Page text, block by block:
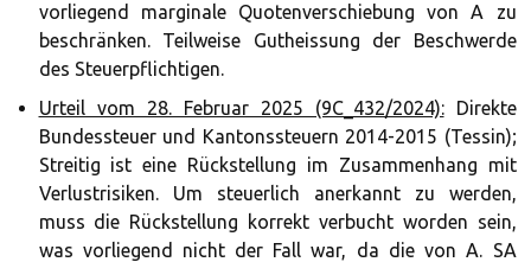
vorliegend marginale Quotenverschiebung von A zu
beschränken. Teilweise Gutheissung der Beschwerde
des Steuerpflichtigen.
Urteil vom 28. Februar 2025 (9C_432/2024):Direkte
Bundessteuer und Kantonssteuern 2014-2015 (Tessin);
Streitig ist eine Rückstellung im Zusammenhang mit
Verlustrisiken. Um steuerlich anerkannt zu werden,
muss die Rückstellung korrekt verbucht worden sein,
was vorliegend nicht der Fall war, da die von A. SA